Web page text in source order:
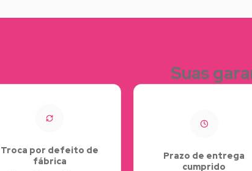
Suas
Troca por defeito de
fábrica
Prazo de entrega
cumprido